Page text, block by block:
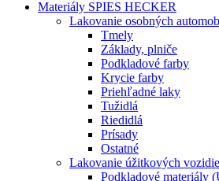
Materiály SPIES HECKER
Lakovanie osobných
Tmely
Základy, plniče
Podkladové farby
Krycie farby
Priehľadné laky
Tužidlá
Riedidlá
Prísady
Ostatné
Lakovanie úžitkových
Podkladové materiály